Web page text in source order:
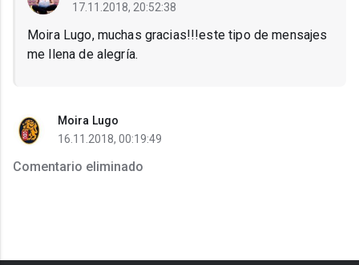
17.11.2018, 20:52:38
Moira Lugo, muchas gracias!!!este tipo de mensajes
me llena de alegría.
Moira Lugo
16.11.2018, 00:19:49
Comentario eliminado